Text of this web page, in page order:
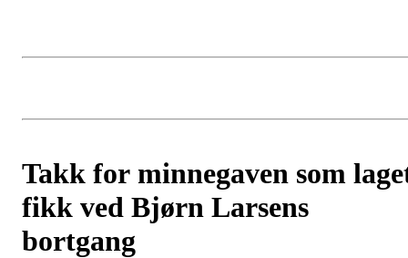
Takk for minnegaven som
fikk ved Bjørn Larsens
bortgang